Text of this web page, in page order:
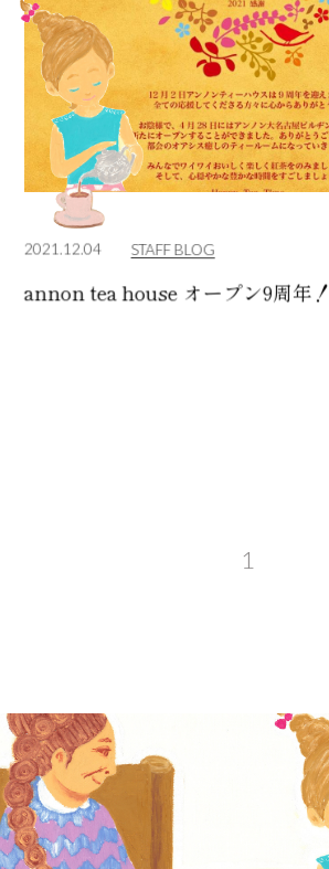
2021.12.04 STAFF BLOG
annon tea house オープン9周年！
1